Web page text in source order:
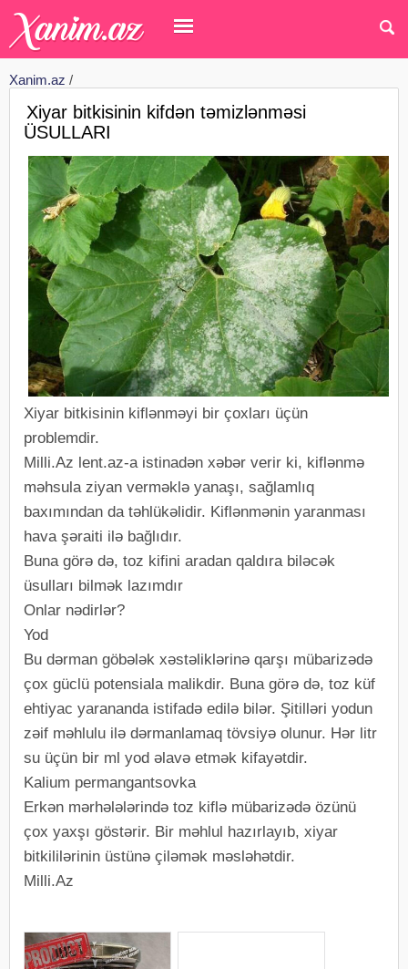
Xanim.az /
Xiyar bitkisinin kifdən təmizlənməsi
ÜSULLARI
Xiyar bitkisinin kiflənməyi bir çoxları üçün
problemdir.
Milli.Az lent.az-a istinadən xəbər verir ki, kiflənmə
məhsula ziyan verməklə yanaşı, sağlamlıq
baxımından da təhlükəlidir. Kiflənmənin yaranması
hava şəraiti ilə bağlıdır.
Buna görə də, toz kifini aradan qaldıra biləcək
üsulları bilmək lazımdır
Onlar nədirlər?
Yod
Bu dərman göbələk xəstəliklərinə qarşı mübarizədə
çox güclü potensiala malikdir. Buna görə də, toz küf
ehtiyac yarananda istifadə edilə bilər. Şitilləri yodun
zəif məhlulu ilə dərmanlamaq tövsiyə olunur. Hər litr
su üçün bir ml yod əlavə etmək kifayətdir.
Kalium permangantsovka
Erkən mərhələlərində toz kiflə mübarizədə özünü
çox yaxşı göstərir. Bir məhlul hazırlayıb, xiyar
bitkililərinin üstünə çiləmək məsləhətdir.
Milli.Az